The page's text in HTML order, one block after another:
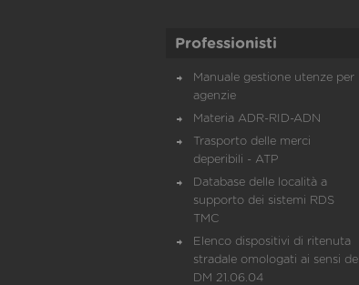
Professionisti
Manuale gestione utenze per
agenzie
Materia ADR-RID-ADN
Trasporto delle merci
deperibili - ATP
Database delle località a
supporto dei sistemi RDS
TMC
Elenco dispositivi di ritenuta
stradale omologati ai sensi del
DM 21.06.04